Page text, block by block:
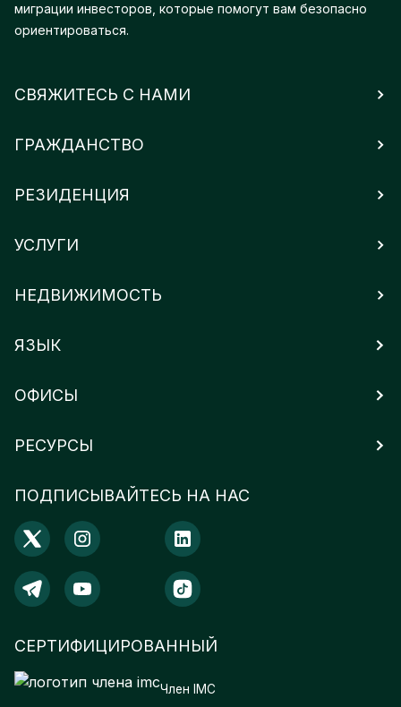
миграции инвесторов, которые помогут вам безопасно
ориентироваться.
СВЯЖИТЕСЬ С НАМИ
ГРАЖДАНСТВО
РЕЗИДЕНЦИЯ
УСЛУГИ
НЕДВИЖИМОСТЬ
ЯЗЫК
ПОДПИСЫВАЙТЕСЬ НА НАС
ОФИСЫ
РЕСУРСЫ
СЕРТИФИЦИРОВАННЫЙ
Член IMC